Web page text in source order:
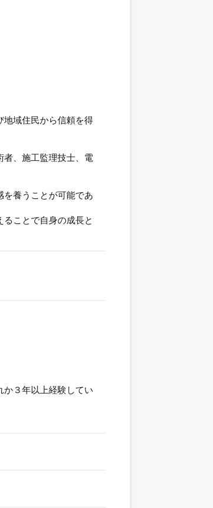
地域住民から信頼を得
者、施工監理技士、電
を養うことが可能であ
ことで自身の成長と
か３年以上経験してい